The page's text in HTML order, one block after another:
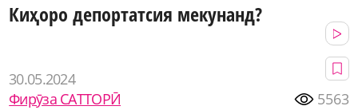
Киҳоро депортатсия мекунанд?
30.05.2024
Фирӯза САТТОРӢ
5563